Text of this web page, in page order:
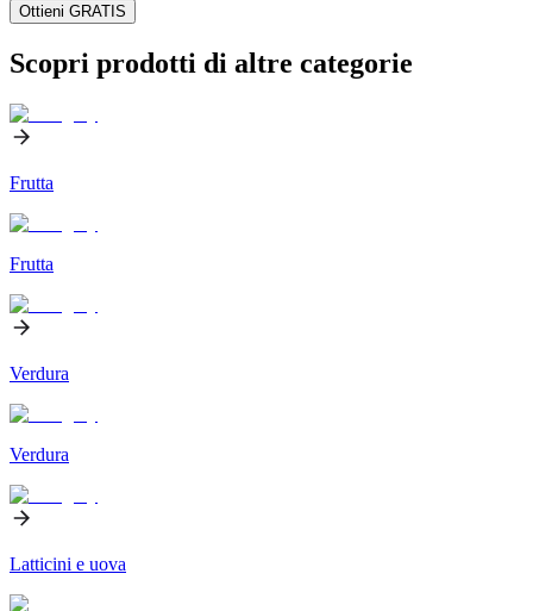
Ottieni GRATIS
Scopri prodotti di altre categorie
Frutta
Frutta
Verdura
Verdura
Latticini e uova